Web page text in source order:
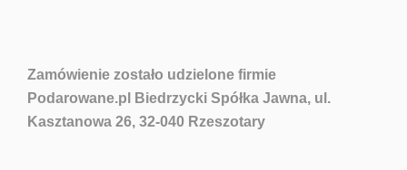
Zamówienie zostało udzielone firmie
Podarowane.pl Biedrzycki Spółka Jawna, ul.
Kasztanowa 26, 32-040 Rzeszotary